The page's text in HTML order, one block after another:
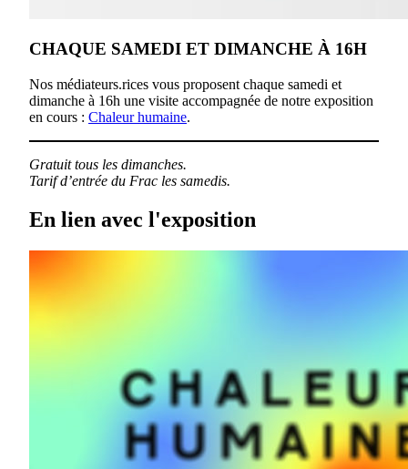
CHAQUE SAMEDI ET DIMANCHE À 16H
Nos médiateurs.rices vous proposent chaque samedi et
dimanche à 16h une visite accompagnée de notre exposition
en cours : Chaleur humaine.
Gratuit tous les dimanches.
Tarif d’entrée du Frac les samedis.
En lien avec l'exposition